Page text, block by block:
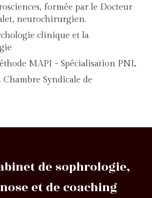
formée par le Docteur
neurochirurgien.
clinique et la
MAPI - Spécialisation PNL
Syndicale de
de sophrologie,
et de coaching